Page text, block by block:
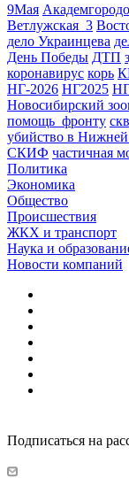
9Мая
Ветлужская_3
дело Украинцева
День Победы ДТП
коронавирус корь
НГ-2026 НГ2025
Новосибирский
помощь_фронту
убийство в
СКИФ частичная
Политика
Экономика
Общество
Происшествия
ЖКХ и транспорт
Наука и
Новости компаний
Подписаться на